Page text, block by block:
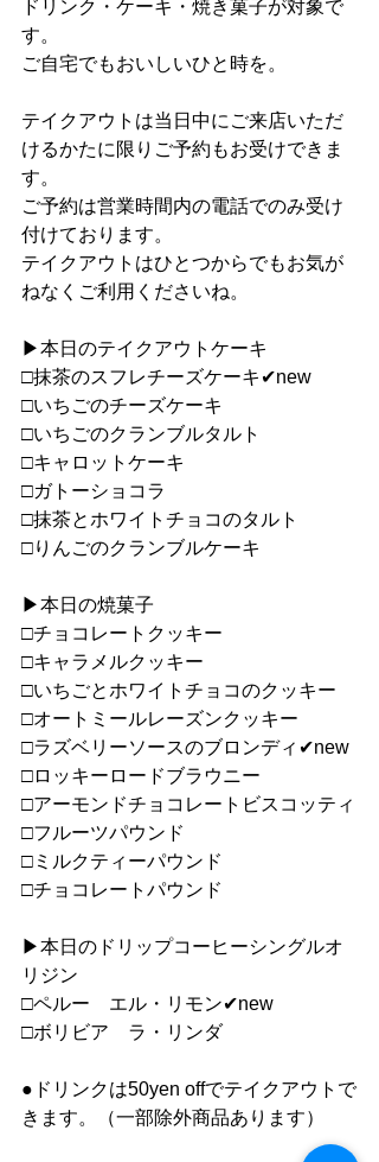
ドリンク・ケーキ・焼き菓子が対象で
す。
ご自宅でもおいしいひと時を。
テイクアウトは当日中にご来店いただ
けるかたに限りご予約もお受けできま
す。
ご予約は営業時間内の電話でのみ受け
付けております。
テイクアウトはひとつからでもお気が
ねなくご利用くださいね。
▶︎本日のテイクアウトケーキ
□抹茶のスフレチーズケーキ✔︎new
□いちごのチーズケーキ
□いちごのクランブルタルト
□キャロットケーキ
□ガトーショコラ
□抹茶とホワイトチョコのタルト
□りんごのクランブルケーキ
▶︎本日の焼菓子
□チョコレートクッキー
□キャラメルクッキー
□いちごとホワイトチョコのクッキー
□オートミールレーズンクッキー
□ラズベリーソースのブロンディ✔︎new
□ロッキーロードブラウニー
□アーモンドチョコレートビスコッティ
□フルーツパウンド
□ミルクティーパウンド
□チョコレートパウンド
▶︎本日のドリップコーヒーシングルオ
リジン
□ペルー　エル・リモン✔︎new
□ボリビア　ラ・リンダ
●ドリンクは50yen offでテイクアウトで
きます。（一部除外商品あります）